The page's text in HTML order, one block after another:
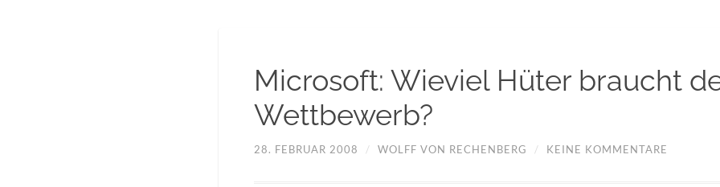
Microsoft: Wieviel Hüter braucht
Wettbewerb?
28. FEBRUAR 2008 / WOLFF VON RECHENBERG / KEINE KOMMENTARE